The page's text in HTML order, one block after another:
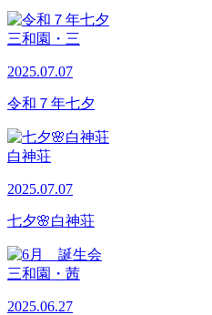
三和園・三
2025.07.07
令和７年七夕
白神荘
2025.07.07
七夕🌸白神荘
三和園・茜
2025.06.27